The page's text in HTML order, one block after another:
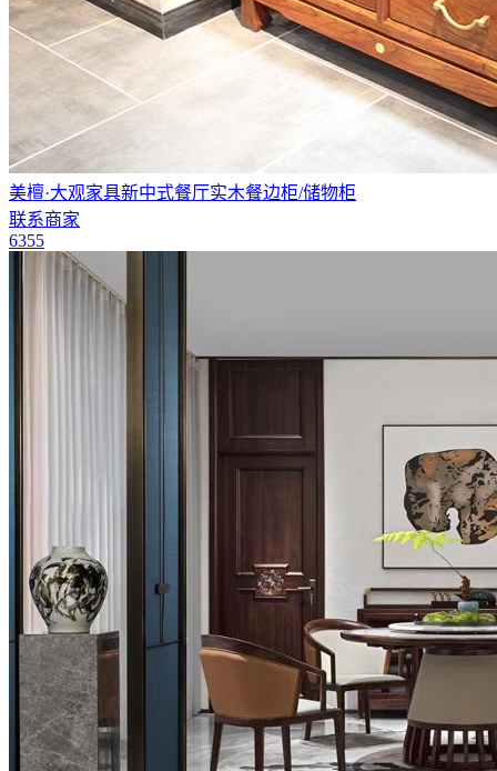
美檀·大观家具新中式餐厅实木餐边柜/储物柜
联系商家
6355